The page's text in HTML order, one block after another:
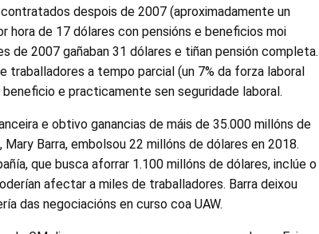
despois de 2007 (aproximadamente un
hora de 17 dólares con pensións e beneficios moi
de 2007 gañaban 31 dólares e tiñan pensión completa.
traballadores a tempo parcial (un 7% da forza laboral
e practicamente sen seguridade laboral.
e obtivo ganancias de máis de 35.000 millóns de
Barra, embolsou 22 millóns de dólares en 2018.
que busca aforrar 1.100 millóns de dólares, inclúe o
afectar a miles de traballadores. Barra deixou
das negociacións en curso coa UAW.